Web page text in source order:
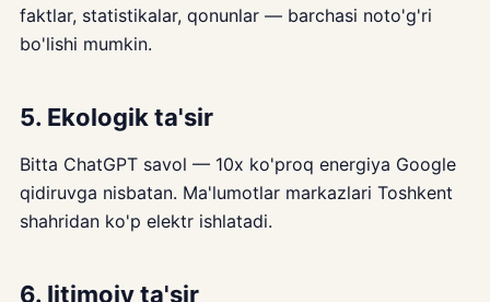
faktlar, statistikalar, qonunlar — barchasi noto'g'ri
bo'lishi mumkin.
5. Ekologik ta'sir
Bitta ChatGPT savol — 10x ko'proq energiya Google
qidiruvga nisbatan. Ma'lumotlar markazlari Toshkent
shahridan ko'p elektr ishlatadi.
6. Ijtimoiy ta'sir